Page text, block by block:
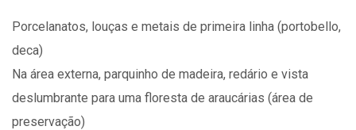
Porcelanatos, louças e metais de primeira linha (portobello,
deca)
Na área externa, parquinho de madeira, redário e vista
deslumbrante para uma floresta de araucárias (área de
preservação)